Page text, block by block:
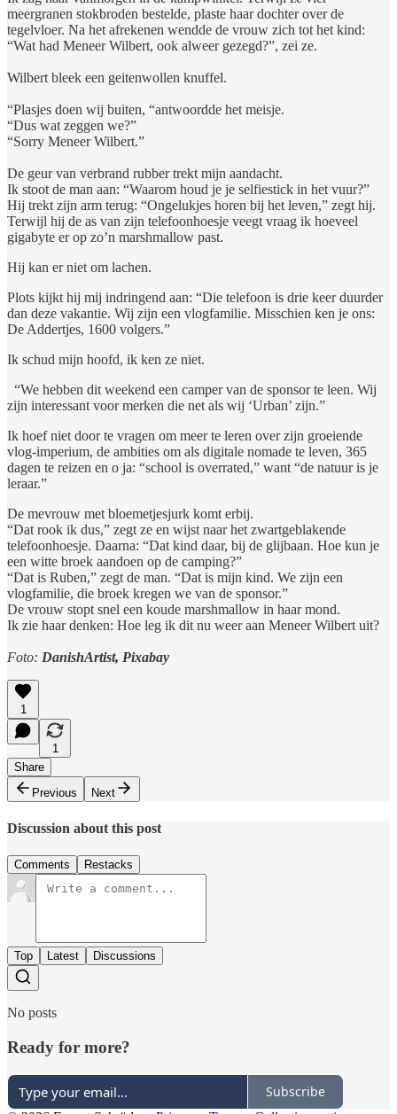
meergranen stokbroden bestelde, plaste haar dochter over de
tegelvloer. Na het afrekenen wendde de vrouw zich tot het kind:
“Wat had Meneer Wilbert, ook alweer gezegd?”, zei ze.
Wilbert bleek een geitenwollen knuffel.
“Plasjes doen wij buiten, “antwoordde het meisje.
“Dus wat zeggen we?”
“Sorry Meneer Wilbert.”
De geur van verbrand rubber trekt mijn aandacht.
Ik stoot de man aan: “Waarom houd je je selfiestick in het vuur?”
Hij trekt zijn arm terug: “Ongelukjes horen bij het leven,” zegt hij.
Terwijl hij de as van zijn telefoonhoesje veegt vraag ik hoeveel
gigabyte er op zo’n marshmallow past.
Hij kan er niet om lachen.
Plots kijkt hij mij indringend aan: “Die telefoon is drie keer duurder
dan deze vakantie. Wij zijn een vlogfamilie. Misschien ken je ons:
De Addertjes, 1600 volgers.”
Ik schud mijn hoofd, ik ken ze niet.
“We hebben dit weekend een camper van de sponsor te leen. Wij
zijn interessant voor merken die net als wij ‘Urban’ zijn.”
Ik hoef niet door te vragen om meer te leren over zijn groeiende
vlog-imperium, de ambities om als digitale nomade te leven, 365
dagen te reizen en o ja: “school is overrated,” want “de natuur is je
leraar.”
De mevrouw met bloemetjesjurk komt erbij.
“Dat rook ik dus,” zegt ze en wijst naar het zwartgeblakende
telefoonhoesje. Daarna: “Dat kind daar, bij de glijbaan. Hoe kun je
een witte broek aandoen op de camping?”
“Dat is Ruben,” zegt de man. “Dat is mijn kind. We zijn een
vlogfamilie, die broek kregen we van de sponsor.”
De vrouw stopt snel een koude marshmallow in haar mond.
Ik zie haar denken: Hoe leg ik dit nu weer aan Meneer Wilbert uit?
Foto: DanishArtist, Pixabay
1
1
Share
Previous
Next
Discussion about this post
Comments Restacks
Top Latest Discussions
No posts
Ready for more?
Subscribe